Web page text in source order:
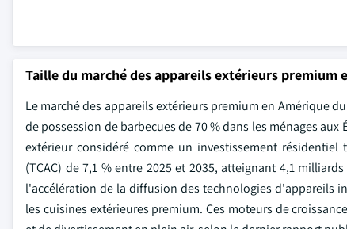
Taille du marché des appareils extérieurs premium
Le marché des appareils extérieurs premium en Amérique
de possession de barbecues de 70 % dans les ménages
extérieur considéré comme un investissement résidentiel
(TCAC) de 7,1 % entre 2025 et 2035, atteignant 4,1
l'accélération de la diffusion des technologies d'appareils
les cuisines extérieures premium. Ces moteurs de